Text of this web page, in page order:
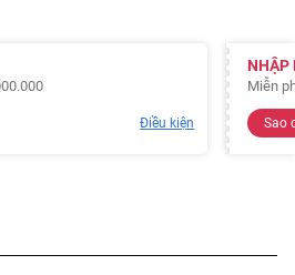
Điều kiện
NHẬP
Miễn
Sao